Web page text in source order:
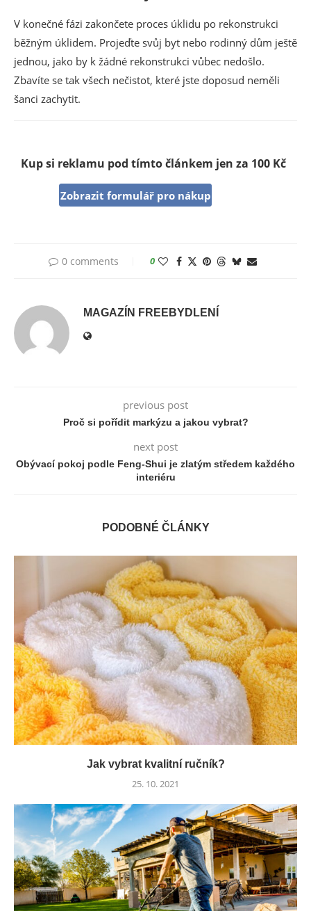
V konečné fázi zakončete proces úklidu po rekonstrukci
běžným úklidem. Projeďte svůj byt nebo rodinný dům ještě
jednou, jako by k žádné rekonstrukci vůbec nedošlo.
Zbavíte se tak všech nečistot, které jste doposud neměli
šanci zachytit.
Kup si reklamu pod tímto článkem jen za 100 Kč
Zobrazit formulář pro nákup
0 comments 0
MAGAZÍN FREEBYDLENÍ
previous post
Proč si pořídit markýzu a jakou vybrat?
next post
Obývací pokoj podle Feng-Shui je zlatým středem každého
interiéru
PODOBNÉ ČLÁNKY
Jak vybrat kvalitní ručník?
25. 10. 2021